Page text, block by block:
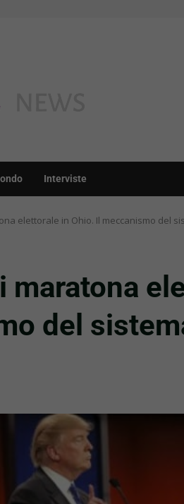
Interviste
elettorale in Ohio. Il meccanismo del
maratona
del